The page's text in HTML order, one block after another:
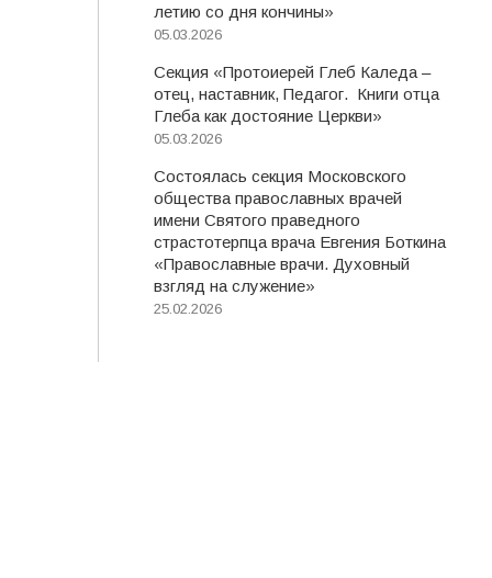
летию со дня кончины»
05.03.2026
Секция «Протоиерей Глеб Каледа –
отец, наставник, Педагог. Книги отца
Глеба как достояние Церкви»
05.03.2026
Состоялась секция Московского
общества православных врачей
имени Святого праведного
страстотерпца врача Евгения Боткина
«Православные врачи. Духовный
взгляд на служение»
25.02.2026